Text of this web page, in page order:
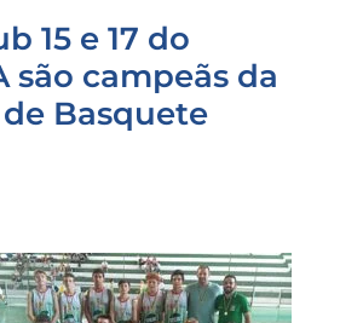
15 e 17 do
são campeãs da
de Basquete